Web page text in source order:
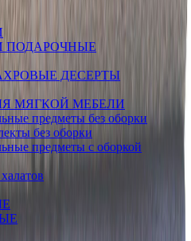
ПОДАРОЧНЫЕ
ДЕСЕРТЫ
МЯГКОЙ МЕБЕЛИ
предметы без оборки
без оборки
предметы с оборкой